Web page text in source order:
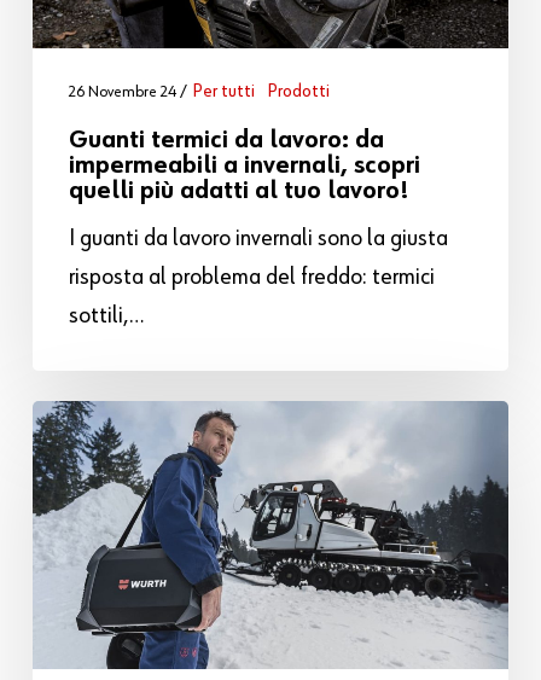
26 Novembre 24 Per tutti Prodotti
Guanti termici da lavoro: da
impermeabili a invernali, scopri
quelli più adatti al tuo lavoro!
I guanti da lavoro invernali sono la giusta
risposta al problema del freddo: termici
sottili,…